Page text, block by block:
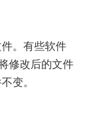
。有些软件
修改后的文件
变。